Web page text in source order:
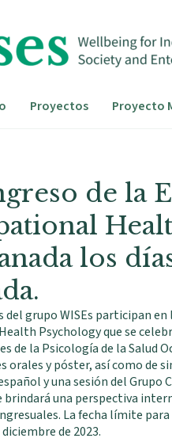
Proyectos Proyecto
de la
los
grupo WISEs participan
Psychology que se
de la Psicología de la Salud
orales y póster, así como de
y una sesión del
brindará una perspectiva
La fecha límite
de 2023.